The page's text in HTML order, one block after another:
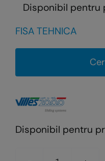
Disponibil pentru
FISA TEHNICA
Disponibil pentru